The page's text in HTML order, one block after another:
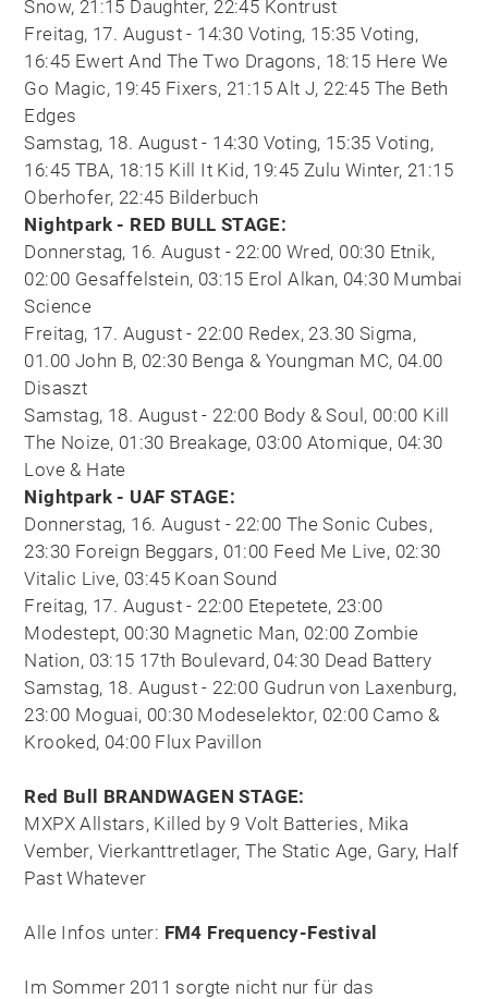
Snow, 21:15 Daughter, 22:45 Kontrust
Freitag, 17. August - 14:30 Voting, 15:35 Voting,
16:45 Ewert And The Two Dragons, 18:15 Here We
Go Magic, 19:45 Fixers, 21:15 Alt J, 22:45 The Beth
Edges
Samstag, 18. August - 14:30 Voting, 15:35 Voting,
16:45 TBA, 18:15 Kill It Kid, 19:45 Zulu Winter, 21:15
Oberhofer, 22:45 Bilderbuch
Nightpark - RED BULL STAGE:
Donnerstag, 16. August - 22:00 Wred, 00:30 Etnik,
02:00 Gesaffelstein, 03:15 Erol Alkan, 04:30 Mumbai
Science
Freitag, 17. August - 22:00 Redex, 23.30 Sigma,
01.00 John B, 02:30 Benga & Youngman MC, 04.00
Disaszt
Samstag, 18. August - 22:00 Body & Soul, 00:00 Kill
The Noize, 01:30 Breakage, 03:00 Atomique, 04:30
Love & Hate
Nightpark - UAF STAGE:
Donnerstag, 16. August - 22:00 The Sonic Cubes,
23:30 Foreign Beggars, 01:00 Feed Me Live, 02:30
Vitalic Live, 03:45 Koan Sound
Freitag, 17. August - 22:00 Etepetete, 23:00
Modestept, 00:30 Magnetic Man, 02:00 Zombie
Nation, 03:15 17th Boulevard, 04:30 Dead Battery
Samstag, 18. August - 22:00 Gudrun von Laxenburg,
23:00 Moguai, 00:30 Modeselektor, 02:00 Camo &
Krooked, 04:00 Flux Pavillon
Red Bull BRANDWAGEN STAGE:
MXPX Allstars, Killed by 9 Volt Batteries, Mika
Vember, Vierkanttretlager, The Static Age, Gary, Half
Past Whatever
Alle Infos unter: FM4 Frequency-Festival
Im Sommer 2011 sorgte nicht nur für das